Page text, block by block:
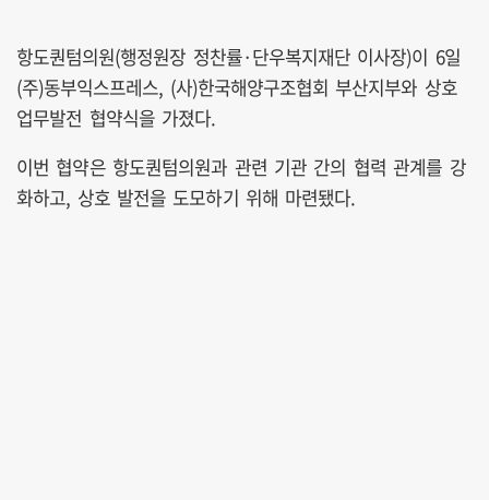
항도퀀텀의원(행정원장 정찬률·단우복지재단 이사장)이 6일
(주)동부익스프레스, (사)한국해양구조협회 부산지부와 상호
업무발전 협약식을 가졌다.
이번 협약은 항도퀀텀의원과 관련 기관 간의 협력 관계를 강
화하고, 상호 발전을 도모하기 위해 마련됐다.